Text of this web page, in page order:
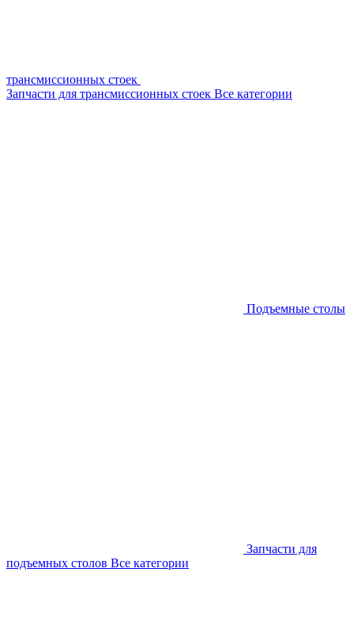
трансмиссионных стоек
Запчасти для трансмиссионных стоек Все категории
Подъемные столы
Запчасти для
подъемных столов Все категории